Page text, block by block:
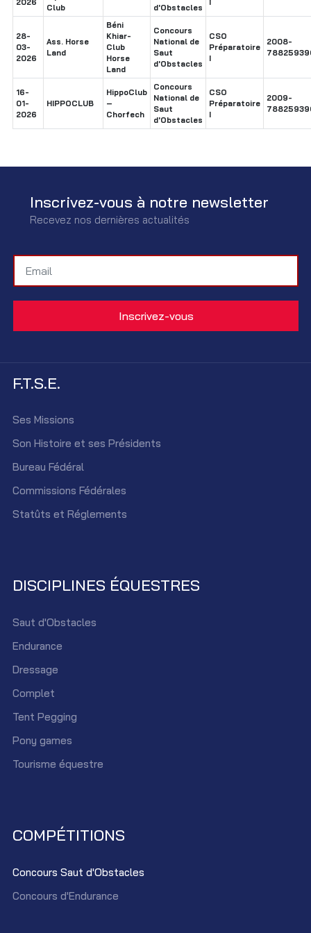
Club
d'Obstacles
28-
03-
2026
Ass. Horse
Land
Béni
Khiar-
Club
Horse
Land
Concours
National de
Saut
d'Obstacles
CSO
Préparatoire
I
2008-
16-
01-
2026
HIPPOCLUB
HippoClub
–
Chorfech
Concours
National de
Saut
d'Obstacles
CSO
Préparatoire
I
2009-
Inscrivez-vous à notre newsletter
Recevez nos dernières actualités
F.T.S.E.
Ses Missions
Son Histoire et ses Présidents
Bureau Fédéral
Commissions Fédérales
Statûts et Réglements
DISCIPLINES ÉQUESTRES
Saut d'Obstacles
Endurance
Dressage
Complet
Tent Pegging
Pony games
Tourisme équestre
COMPÉTITIONS
Concours Saut d'Obstacles
Concours d'Endurance